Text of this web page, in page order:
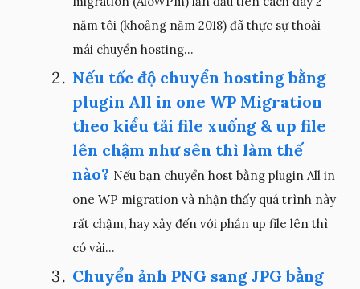
năm tôi (khoảng năm 2018) đã thực sự thoải
mái chuyển hosting...
Nếu tốc độ chuyển hosting bằng
plugin All in one WP Migration
theo kiểu tải file xuống & up file
lên chậm như sên thì làm thế
nào? Nếu bạn chuyển host bằng plugin All in
one WP migration và nhận thấy quá trình này
rất chậm, hay xảy đến với phần up file lên thì
có vài...
Chuyển ảnh PNG sang JPG bằng